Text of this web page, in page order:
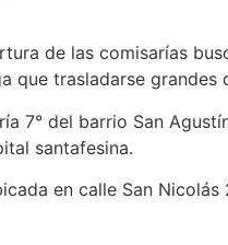
de las comisarías
trasladarse grandes
7° del barrio San
santafesina.
en calle San